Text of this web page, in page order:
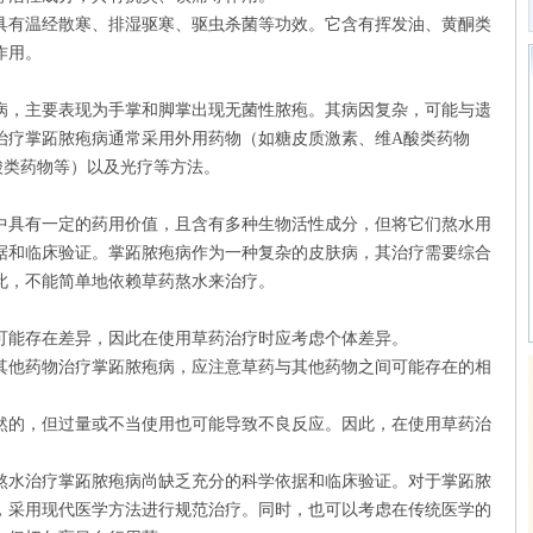
经散寒、排湿驱寒、驱虫杀菌等功效。它含有挥发油、黄酮类
。
要表现为手掌和脚掌出现无菌性脓疱。其病因复杂，可能与遗
掌跖脓疱病通常采用外用药物（如糖皮质激素、维A酸类药物
药物等）以及光疗等方法。
一定的药用价值，且含有多种生物活性成分，但将它们熬水用
临床验证。掌跖脓疱病作为一种复杂的皮肤病，其治疗需要综合
不能简单地依赖草药熬水来治疗。
在差异，因此在使用草药治疗时应考虑个体差异。
物治疗掌跖脓疱病，应注意草药与其他药物之间可能存在的相
但过量或不当使用也可能导致不良反应。因此，在使用草药治
疗掌跖脓疱病尚缺乏充分的科学依据和临床验证。对于掌跖脓
用现代医学方法进行规范治疗。同时，也可以考虑在传统医学的